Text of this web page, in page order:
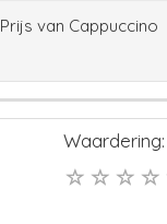
Prijs van Cappuccino
Waardering: